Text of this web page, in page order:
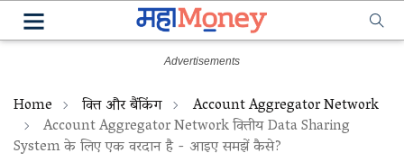
Home वित्त और बैंकिंग Account Aggregator Network
Account Aggregator Network वित्तीय Data Sharing
System के लिए एक वरदान है - आइए समझें कैसे?